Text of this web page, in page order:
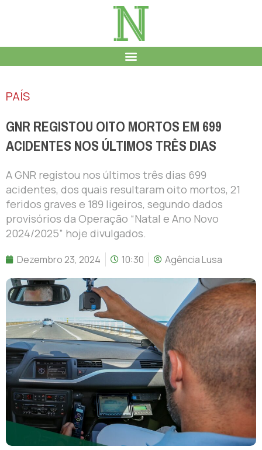
PAÍS
GNR REGISTOU OITO MORTOS EM 699
ACIDENTES NOS ÚLTIMOS TRÊS DIAS
A GNR registou nos últimos três dias 699
acidentes, dos quais resultaram oito mortos, 21
feridos graves e 189 ligeiros, segundo dados
provisórios da Operação “Natal e Ano Novo
2024/2025” hoje divulgados.
Dezembro 23, 2024 10:30 Agência Lusa